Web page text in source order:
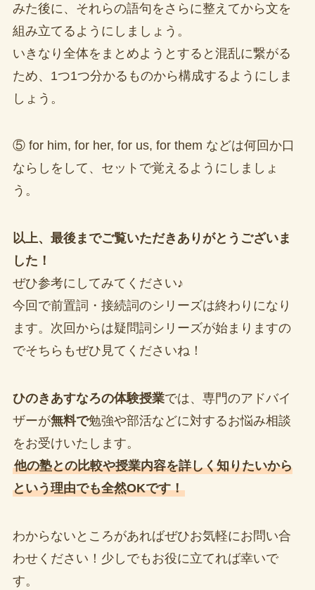
みた後に、それらの語句をさらに整えてから文を
組み立てるようにしましょう。
いきなり全体をまとめようとすると混乱に繋がる
ため、1つ1つ分かるものから構成するようにしま
しょう。
⑤ for him, for her, for us, for them などは何回か口
ならしをして、セットで覚えるようにしましょ
う。
以上、最後までご覧いただきありがとうございま
した！
ぜひ参考にしてみてください♪
今回で前置詞・接続詞のシリーズは終わりになり
ます。次回からは疑問詞シリーズが始まりますの
でそちらもぜひ見てくださいね！
ひのきあすなろの体験授業では、専門のアドバイ
ザーが無料で勉強や部活などに対するお悩み相談
をお受けいたします。
他の塾との比較や授業内容を詳しく知りたいから
という理由でも全然OKです！
わからないところがあればぜひお気軽にお問い合
わせください！少しでもお役に立てれば幸いで
す。